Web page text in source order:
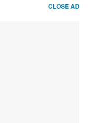
CLOSE AD